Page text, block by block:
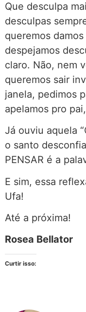
Que desculpa
desculpas
queremos
despejamos
claro. Não, nem
queremos sair
janela, pedimos
apelamos pro
Já ouviu aquela
o santo
PENSAR é a
E sim, essa
Ufa!
Até a próxima!
Rosea Bellator
Curtir isso: